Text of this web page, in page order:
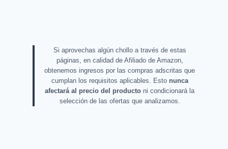
Si aprovechas algún chollo a través de estas
páginas, en calidad de Afiliado de Amazon,
obtenemos ingresos por las compras adscritas que
cumplan los requisitos aplicables. Esto nunca
afectará al precio del producto ni condicionará la
selección de las ofertas que analizamos.